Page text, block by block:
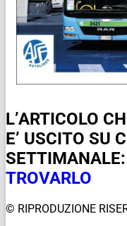
L’ARTICOLO
E’ USCITO SU
SETTIMANALE:
TROVARLO
© RIPRODUZIONE